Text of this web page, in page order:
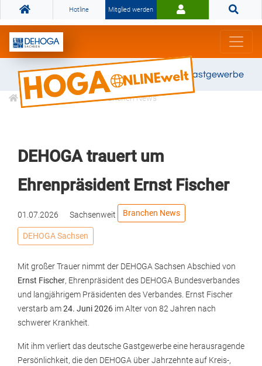
Hotline Mitglied werden
Gemeinsam stark für das Gastgewerbe
Informationen Branchen News
DEHOGA trauert um
Ehrenpräsident Ernst Fischer
01.07.2026 Sachsenweit Branchen News
DEHOGA Sachsen
Mit großer Trauer nimmt der DEHOGA Sachsen Abschied von
Ernst Fischer, Ehrenpräsident des DEHOGA Bundesverbandes
und langjährigem Präsidenten des Verbandes. Ernst Fischer
verstarb am24. Juni 2026 im Alter von 82 Jahren nach
schwerer Krankheit.
Mit ihm verliert das deutsche Gastgewerbe eine herausragende
Persönlichkeit, die den DEHOGA über Jahrzehnte auf Kreis-,